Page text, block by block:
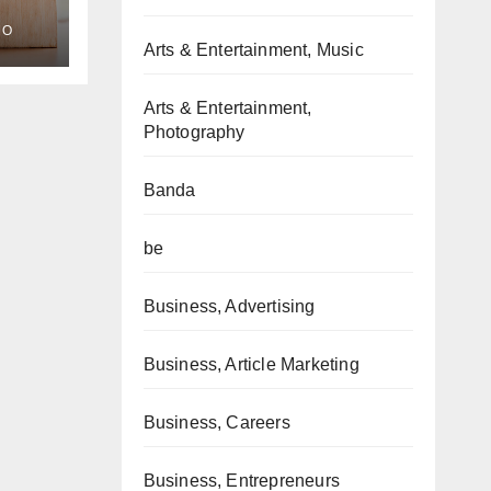
Arts & Entertainment, Music
Arts & Entertainment,
Photography
Banda
be
Business, Advertising
Business, Article Marketing
Business, Careers
Business, Entrepreneurs